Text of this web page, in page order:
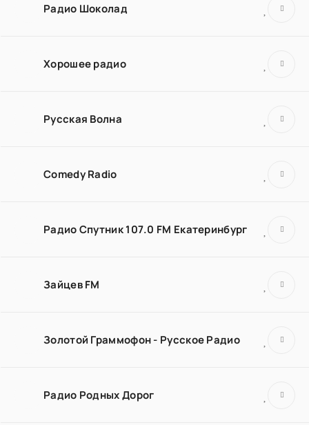
Радио Шоколад
Хорошее радио
Русская Волна
Comedy Radio
Радио Спутник 107.0 FM Екатеринбург
Зайцев FM
Золотой Граммофон - Русское Радио
Радио Родных Дорог